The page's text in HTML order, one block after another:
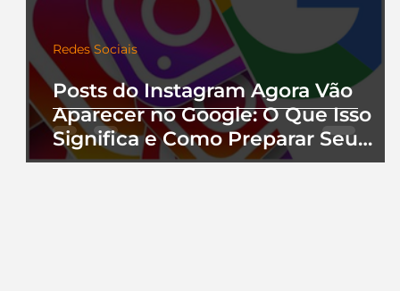
Posts do Instagram Agora Vão
Aparecer no Google: O Que Isso
Significa e Como Preparar Seu
Perfil
Redes Sociais